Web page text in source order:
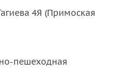
4Я (Примоская
пешеходная